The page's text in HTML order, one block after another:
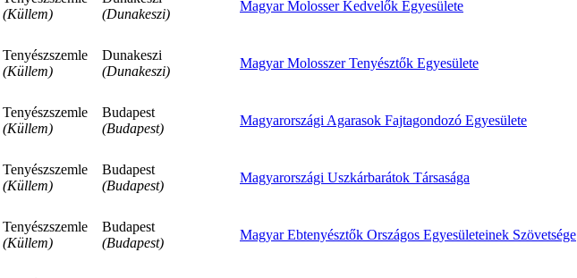
(Küllem)
(Dunakeszi)
Magyar Molosser Kedvelők Egyesülete
Tenyészszemle
(Küllem)
Dunakeszi
(Dunakeszi)
Magyar Molosszer Tenyésztők Egyesülete
Tenyészszemle
(Küllem)
Budapest
(Budapest)
Magyarországi Agarasok Fajtagondozó Egyesülete
Tenyészszemle
(Küllem)
Budapest
(Budapest)
Magyarországi Uszkárbarátok Társasága
Tenyészszemle
(Küllem)
Budapest
(Budapest)
Magyar Ebtenyésztők Országos Egyesületeinek Szövetsége